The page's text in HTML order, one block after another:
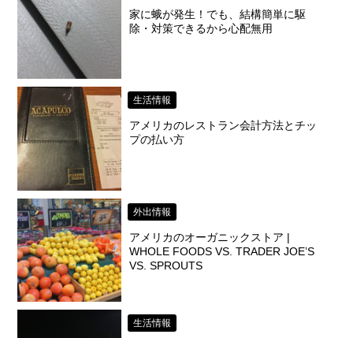
家に蛾が発生！でも、結構簡単に駆
除・対策できるから心配無用
生活情報
アメリカのレストラン会計方法とチッ
プの払い方
外出情報
アメリカのオーガニックストア |
WHOLE FOODS VS. TRADER JOE’S
VS. SPROUTS
生活情報